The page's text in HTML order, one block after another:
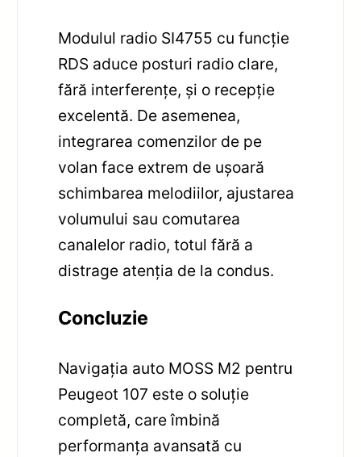
Modulul radio SI4755 cu funcție
RDS aduce posturi radio clare,
fără interferențe, și o recepție
excelentă. De asemenea,
integrarea comenzilor de pe
volan face extrem de ușoară
schimbarea melodiilor, ajustarea
volumului sau comutarea
canalelor radio, totul fără a
distrage atenția de la condus.
Concluzie
Navigația auto MOSS M2 pentru
Peugeot 107 este o soluție
completă, care îmbină
performanța avansată cu